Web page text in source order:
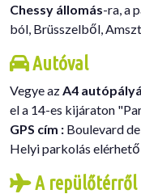
Chessy állomás-ra, a
ból, Brüsszelből,
Autóval
Vegye az A4
el a 14-es kijáraton
GPS cím : Boulevard
Helyi parkolás
A repülőtérről